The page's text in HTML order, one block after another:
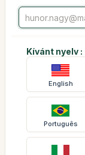
Kívánt nyelv :
English
Português